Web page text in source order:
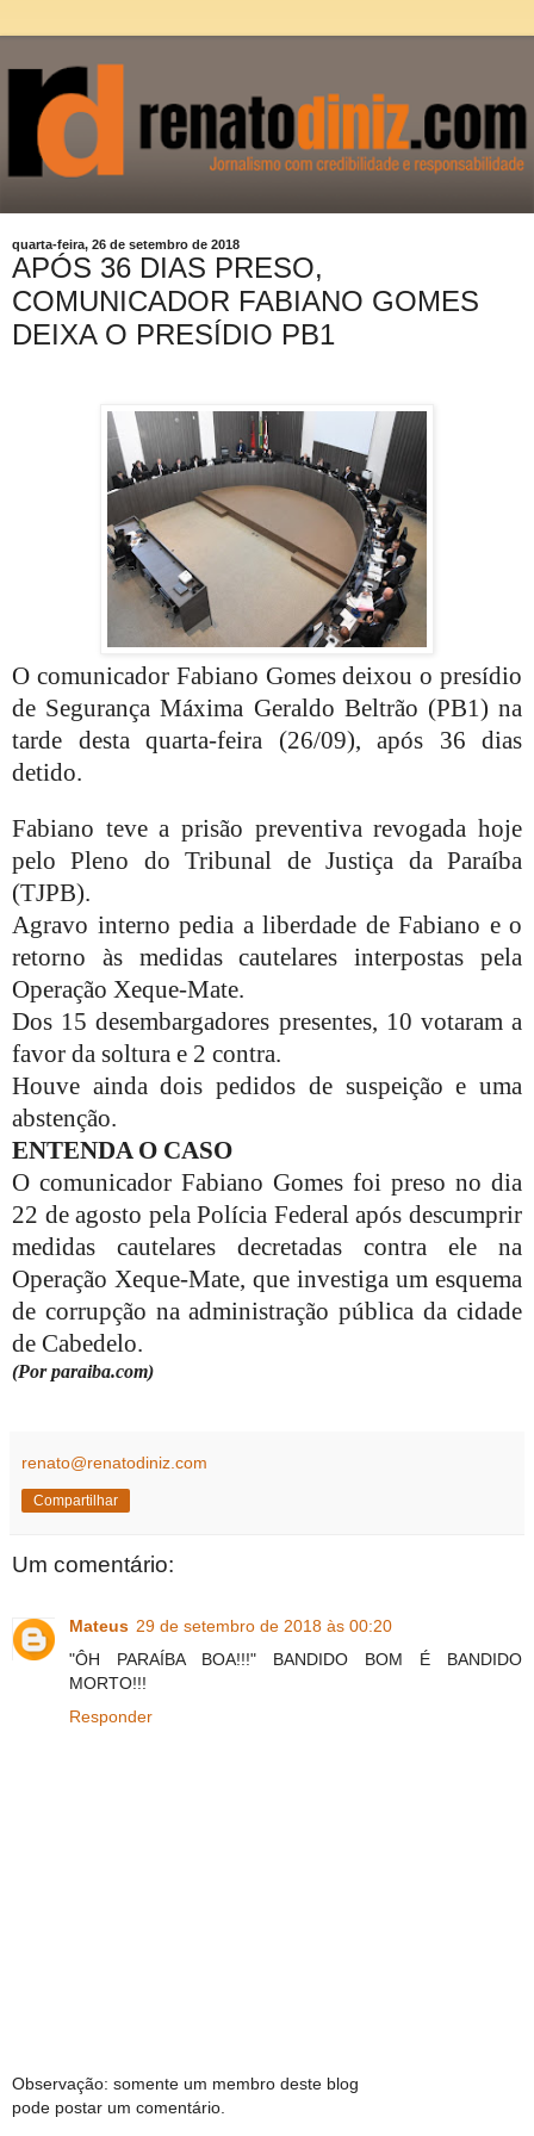
quarta-feira, 26 de setembro de 2018
APÓS 36 DIAS PRESO,
COMUNICADOR FABIANO GOMES
DEIXA O PRESÍDIO PB1
O comunicador Fabiano Gomes deixou o presídio
de Segurança Máxima Geraldo Beltrão (PB1) na
tarde desta quarta-feira (26/09), após 36 dias
detido.
Fabiano teve a prisão preventiva revogada hoje
pelo Pleno do Tribunal de Justiça da Paraíba
(TJPB).
Agravo interno pedia a liberdade de Fabiano e o
retorno às medidas cautelares interpostas pela
Operação Xeque-Mate.
Dos 15 desembargadores presentes, 10 votaram a
favor da soltura e 2 contra.
Houve ainda dois pedidos de suspeição e uma
abstenção.
ENTENDA O CASO
O comunicador Fabiano Gomes foi preso no dia
22 de agosto pela Polícia Federal após descumprir
medidas cautelares decretadas contra ele na
Operação Xeque-Mate, que investiga um esquema
de corrupção na administração pública da cidade
de Cabedelo.
(Por paraiba.com)
renato@renatodiniz.com
Compartilhar
Um comentário:
Mateus 29 de setembro de 2018 às 00:20
"ÔH PARAÍBA BOA!!!" BANDIDO BOM É BANDIDO
MORTO!!!
Responder
Observação: somente um membro deste blog
pode postar um comentário.